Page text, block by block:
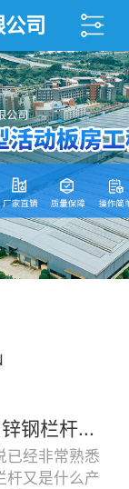
司
钢栏杆...
已经非常熟悉
杆又是什么产